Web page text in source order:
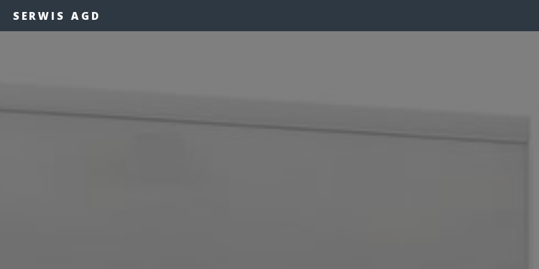
SERWIS AGD